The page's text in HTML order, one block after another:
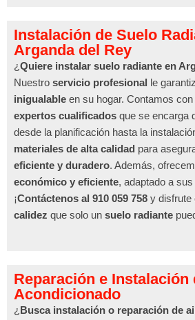
Instalación de Suelo
Arganda del Rey
¿Quiere instalar suelo radiante en
Nuestro servicio profesional le
inigualable en su hogar. Contamos con
expertos cualificados que se encarga
desde la planificación hasta la
materiales de alta calidad para
eficiente y duradero. Además,
económico y eficiente, adaptado a
¡Contáctenos al 910 059 758 y disfrute
calidez que solo un suelo radiante
Reparación e Instalación
Acondicionado
¿ Busca instalación o reparación de